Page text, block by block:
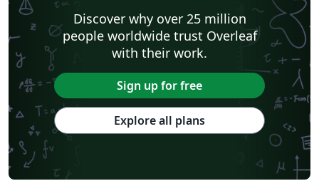
Discover why over 25 million
people worldwide trust Overleaf
with their work.
Sign up for free
Explore all plans